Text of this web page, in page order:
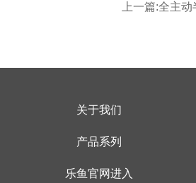
上一篇:全主动
关于我们
产品系列
乐鱼官网进入